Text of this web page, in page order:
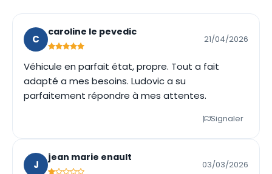
C
caroline le pevedic
21/04/2026
Véhicule en parfait état, propre. Tout a fait
adapté a mes besoins. Ludovic a su
parfaitement répondre à mes attentes.
Signaler
J
jean marie enault
03/03/2026